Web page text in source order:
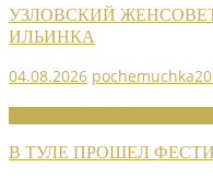
УЗЛОВСКИЙ
ИЛЬИНКА
04.08.2026
В ТУЛЕ ПРОШЕЛ